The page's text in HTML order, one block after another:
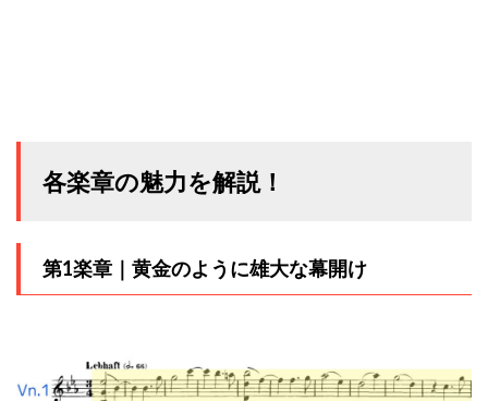
各楽章の魅力を解説！
第1楽章｜黄金のように雄大な幕開け